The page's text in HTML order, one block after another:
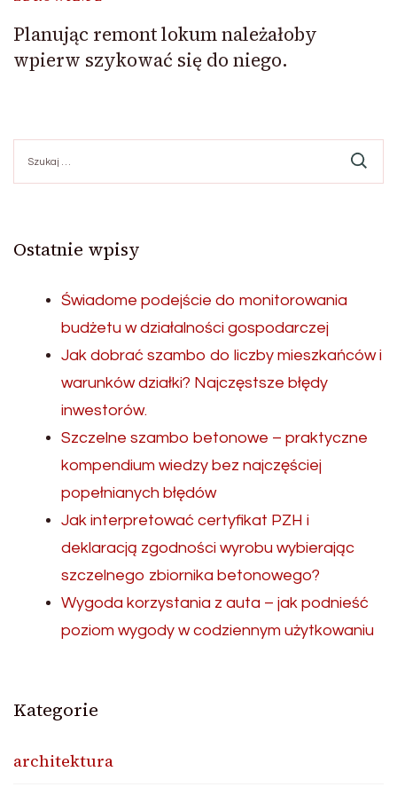
Planując remont lokum należałoby
wpierw szykować się do niego.
Ostatnie wpisy
Świadome podejście do monitorowania
budżetu w działalności gospodarczej
Jak dobrać szambo do liczby mieszkańców i
warunków działki? Najczęstsze błędy
inwestorów.
Szczelne szambo betonowe – praktyczne
kompendium wiedzy bez najczęściej
popełnianych błędów
Jak interpretować certyfikat PZH i
deklaracją zgodności wyrobu wybierając
szczelnego zbiornika betonowego?
Wygoda korzystania z auta – jak podnieść
poziom wygody w codziennym użytkowaniu
Kategorie
architektura